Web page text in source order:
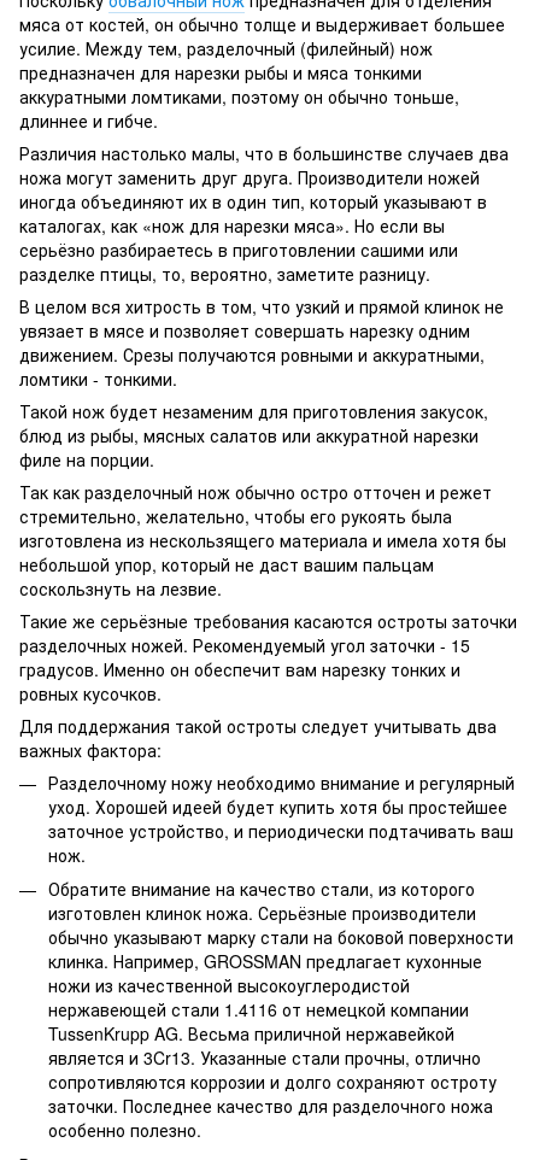
мяса от костей, он обычно толще и выдерживает большее
усилие. Между тем, разделочный (филейный) нож
предназначен для нарезки рыбы и мяса тонкими
аккуратными ломтиками, поэтому он обычно тоньше,
длиннее и гибче.
Различия настолько малы, что в большинстве случаев два
ножа могут заменить друг друга. Производители ножей
иногда объединяют их в один тип, который указывают в
каталогах, как «нож для нарезки мяса». Но если вы
серьёзно разбираетесь в приготовлении сашими или
разделке птицы, то, вероятно, заметите разницу.
В целом вся хитрость в том, что узкий и прямой клинок не
увязает в мясе и позволяет совершать нарезку одним
движением. Срезы получаются ровными и аккуратными,
ломтики - тонкими.
Такой нож будет незаменим для приготовления закусок,
блюд из рыбы, мясных салатов или аккуратной нарезки
филе на порции.
Так как разделочный нож обычно остро отточен и режет
стремительно, желательно, чтобы его рукоять была
изготовлена из нескользящего материала и имела хотя бы
небольшой упор, который не даст вашим пальцам
соскользнуть на лезвие.
Такие же серьёзные требования касаются остроты заточки
разделочных ножей. Рекомендуемый угол заточки - 15
градусов. Именно он обеспечит вам нарезку тонких и
ровных кусочков.
Для поддержания такой остроты следует учитывать два
важных фактора:
Разделочному ножу необходимо внимание и регулярный
уход. Хорошей идеей будет купить хотя бы простейшее
заточное устройство, и периодически подтачивать ваш
нож.
Обратите внимание на качество стали, из которого
изготовлен клинок ножа. Серьёзные производители
обычно указывают марку стали на боковой поверхности
клинка. Например, GROSSMAN предлагает кухонные
ножи из качественной высокоуглеродистой
нержавеющей стали 1.4116 от немецкой компании
TussenKrupp AG. Весьма приличной нержавейкой
является и 3Cr13. Указанные стали прочны, отлично
сопротивляются коррозии и долго сохраняют остроту
заточки. Последнее качество для разделочного ножа
особенно полезно.